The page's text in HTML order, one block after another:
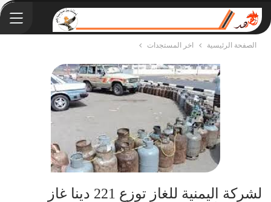
الصفحة الرئيسية اخر المستجدات
لشركة اليمنية للغاز توزع 221 دينا غاز